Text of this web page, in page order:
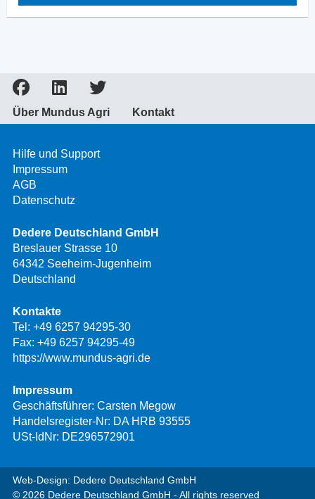
Über Mundus Agri Kontakt
Hilfe und Support
Impressum
AGB
Datenschutz
Dedere Deutschland GmbH
Breslauer Strasse 10
64342 Seeheim-Jugenheim
Deutschland
Kontakte
Tel: +49 6257 94295-30
Fax: +49 6257 94295-49
https://www.mundus-agri.de
Impressum
Geschäftsführer: Carsten Megow
Handelsregister-Nr: DA HRB 93555
USt-IdNr: DE296572901
Web-Design: Dedere Deutschland GmbH
© 2026 Dedere Deutschland GmbH - All rights reserved